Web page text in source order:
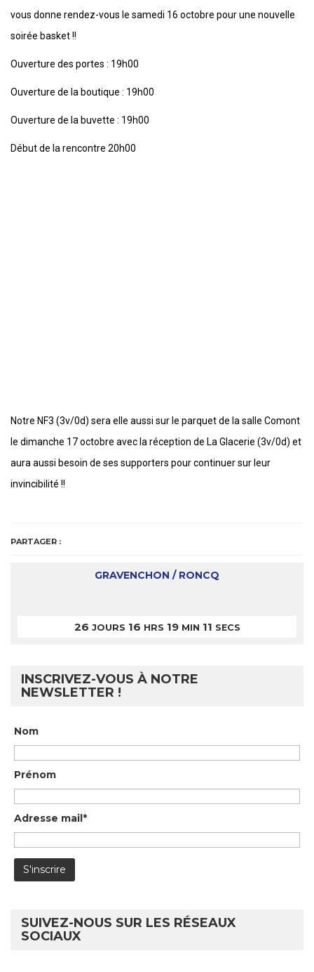
vous donne rendez-vous le samedi 16 octobre pour une nouvelle
soirée basket !!
Ouverture des portes : 19h00
Ouverture de la boutique : 19h00
Ouverture de la buvette : 19h00
Début de la rencontre 20h00
Notre NF3 (3v/0d) sera elle aussi sur le parquet de la salle Comont
le dimanche 17 octobre avec la réception de La Glacerie (3v/0d) et
aura aussi besoin de ses supporters pour continuer sur leur
invincibilité !!
PARTAGER :
GRAVENCHON / RONCQ
26 JOURS 16 HRS 19 MIN 11 SECS
INSCRIVEZ-VOUS À NOTRE
NEWSLETTER !
Nom
Prénom
Adresse mail*
SUIVEZ-NOUS SUR LES RÉSEAUX
SOCIAUX